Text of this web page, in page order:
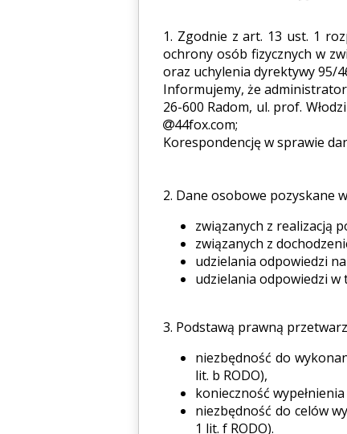
1. Zgodnie z art. 13 ust. 1
ochrony osób fizycznych w
oraz uchylenia dyrektywy 95/
Informujemy, że
26-600 Radom, ul. prof.
44fox.com;
Korespondencję w sprawie
2. Dane osobowe pozyskane
związanych z realizacją
związanych z
udzielania odpowiedzi
udzielania odpowiedzi w
3. Podstawą prawną
niezbędność do
lit. b RODO),
konieczność
niezbędność do celów
1 lit. f RODO).